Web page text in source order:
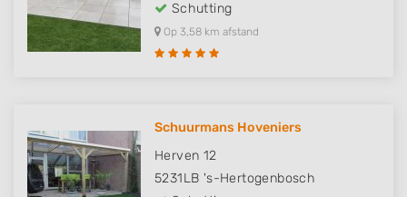
Schutting
Op 3,58 km afstand
Schuurmans Hoveniers
Herven 12
5231LB 's-Hertogenbosch